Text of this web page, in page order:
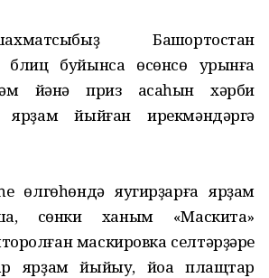
Башҡортостан
блиц буйынса өсөнсө урынға
йәнә приз аҡсаһын хәрби
ярҙам йыйған ирекмәндәргә
өлгөһөндә яугирҙарға ярҙам
сөнки ханым «Маскита»
маскировка селтәрҙәре
ярҙам йыйыу, йоҡа плащтар